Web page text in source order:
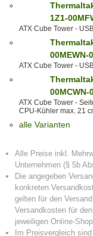
1Z1-
ATX Cube Tower -
00MEWN-
ATX Cube Tower -
00MCWN-
ATX Cube Tower -
CPU-Kühler max. 21
alle Varianten